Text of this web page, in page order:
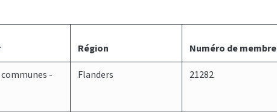
Région Numéro de membre
-
Flanders 21282